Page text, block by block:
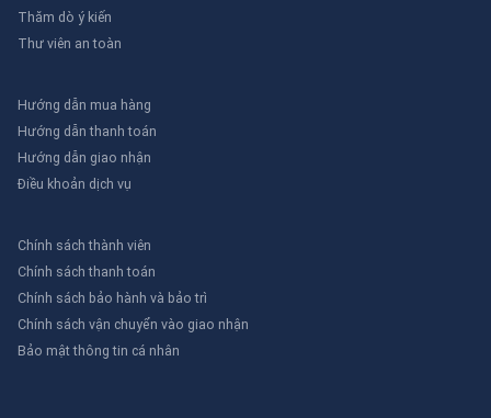
Thăm dò ý kiến
Thư viên an toàn
Hướng dẫn mua hàng
Hướng dẫn thanh toán
Hướng dẫn giao nhận
Điều khoản dịch vụ
Chính sách thành viên
Chính sách thanh toán
Chính sách bảo hành và bảo trì
Chính sách vận chuyển vào giao nhận
Bảo mật thông tin cá nhân